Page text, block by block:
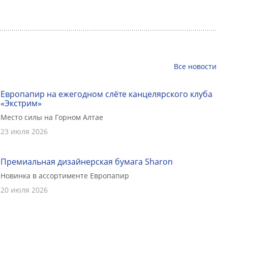
Все новости
Европапир на ежегодном слёте канцелярского клуба
«Экстрим»
Место силы на Горном Алтае
23 июля 2026
Премиальная дизайнерская бумага Sharon
Новинка в ассортименте Европапир
20 июля 2026